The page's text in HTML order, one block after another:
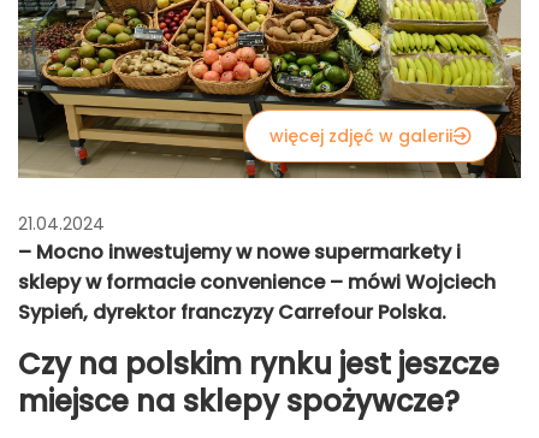
więcej zdjęć w galerii
21.04.2024
– Mocno inwestujemy w nowe supermarkety i
sklepy w formacie convenience – mówi Wojciech
Sypień, dyrektor franczyzy Carrefour Polska.
Czy na polskim rynku jest jeszcze
miejsce na sklepy spożywcze?